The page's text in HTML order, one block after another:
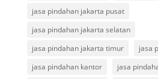
jasa pindahan jakarta pusat
jasa pindahan jakarta selatan
jasa pindahan jakarta timur
jasa
jasa pindahan kantor
jasa